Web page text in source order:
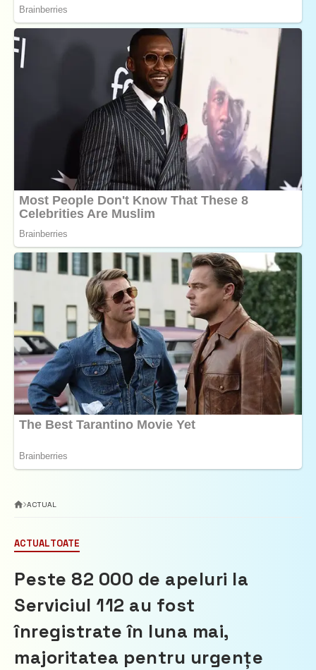
ACTUAL
ACTUALTOATE
Peste 82 000 de apeluri la
Serviciul 112 au fost
înregistrate în luna mai,
majoritatea pentru urgențe